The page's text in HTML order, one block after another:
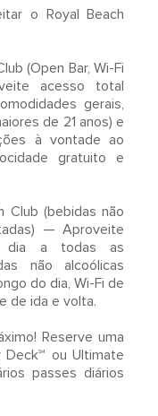
o Royal Beach
(Open Bar, Wi-Fi
acesso total
gerais,
de 21 anos) e
à vontade ao
gratuito e
Club (bebidas não
— Aproveite
dia a todas as
não alcoólicas
do dia, Wi-Fi de
de ida e volta.
Reserve uma
Deck℠ ou Ultimate
passes diários